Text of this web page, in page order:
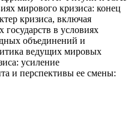
мирового кризиса: конец
кризиса, включая
в условиях
объединений и
ведущих мировых
усиление
и перспективы ее смены: